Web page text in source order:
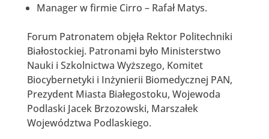
Manager w firmie Cirro – Rafał Matys.
Forum Patronatem objęła Rektor Politechniki
Białostockiej. Patronami było Ministerstwo
Nauki i Szkolnictwa Wyższego, Komitet
Biocybernetyki i Inżynierii Biomedycznej PAN,
Prezydent Miasta Białegostoku, Wojewoda
Podlaski Jacek Brzozowski, Marszałek
Województwa Podlaskiego.